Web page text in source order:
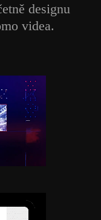
designu
videa.